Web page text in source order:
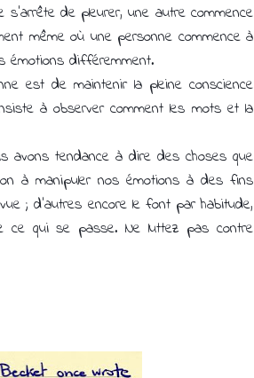
de pleurer, une autre commence
même où une personne commence à
émotions différemment.
est de maintenir la pleine conscience
à observer comment les mots et la
avons tendance à dire des choses que
à manipuler nos émotions à des fins
; d'autres encore le font par habitude,
ce qui se passe. Ne luttez pas contre